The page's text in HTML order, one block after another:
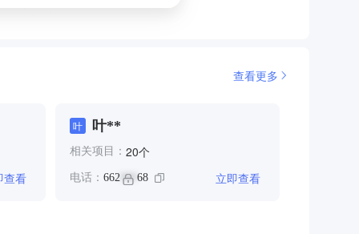
查看更多
查看
叶 叶**
相关项目： 20个
电话： 662*** 68 立即查看